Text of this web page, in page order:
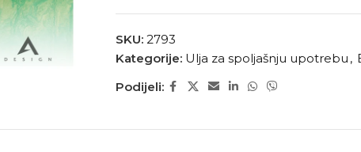
SKU: 2793
Kategorije: Ulja za spoljašnju upotrebu ,
Podijeli: